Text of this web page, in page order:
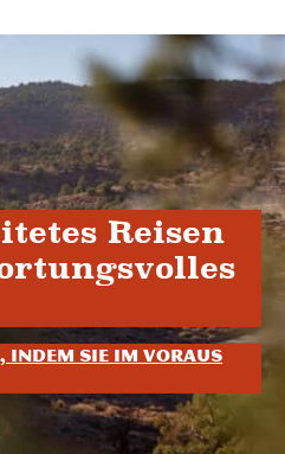
Reisen
indem Sie im Voraus